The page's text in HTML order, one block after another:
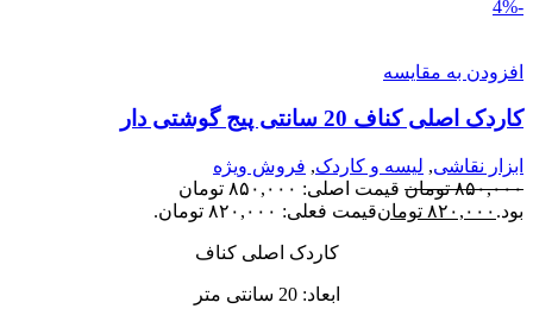
-4%
افزودن به مقایسه
کاردک اصلی کناف 20 سانتی پیج گوشتی دار
ابزار نقاشی, لیسه و کاردک, فروش ویژه
۸۵۰,۰۰۰ تومان
قیمت اصلی: ۸۵۰,۰۰۰ تومان
بود. ۸۲۰,۰۰۰ تومانقیمت فعلی: ۸۲۰,۰۰۰ تومان.
کاردک اصلی کناف
ابعاد: 20 سانتی متر